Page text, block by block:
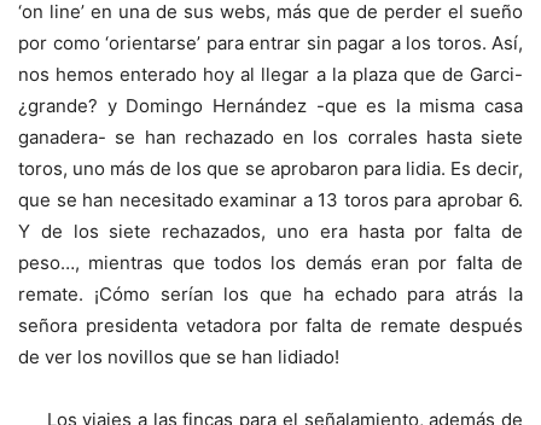
‘on line’ en una de sus webs, más que de perder el sueño
por como ‘orientarse’ para entrar sin pagar a los toros. Así,
nos hemos enterado hoy al llegar a la plaza que de Garci-
¿grande? y Domingo Hernández -que es la misma casa
ganadera- se han rechazado en los corrales hasta siete
toros, uno más de los que se aprobaron para lidia. Es decir,
que se han necesitado examinar a 13 toros para aprobar 6.
Y de los siete rechazados, uno era hasta por falta de
peso…, mientras que todos los demás eran por falta de
remate. ¡Cómo serían los que ha echado para atrás la
señora presidenta vetadora por falta de remate después
de ver los novillos que se han lidiado!
Los viajes a las fincas para el señalamiento, además de